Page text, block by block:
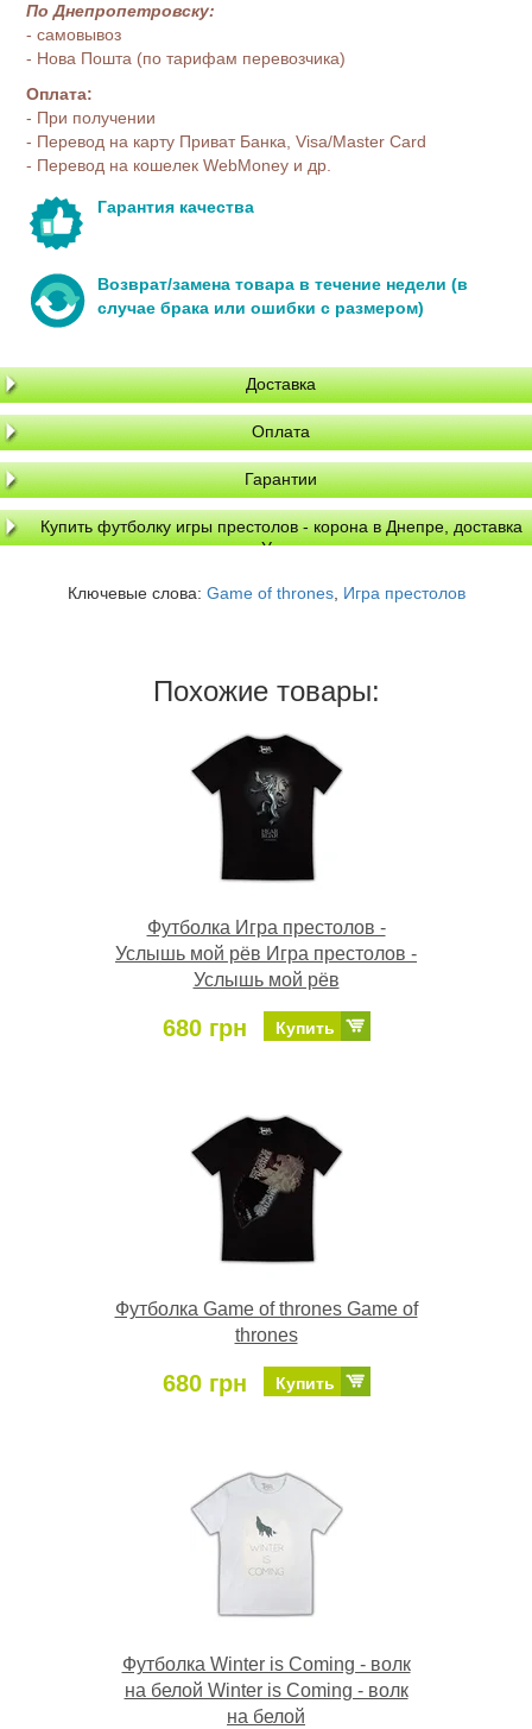
По Днепропетровску:
- самовывоз
- Нова Пошта (по тарифам перевозчика)
Оплата:
- При получении
- Перевод на карту Приват Банка, Visa/Master Card
- Перевод на кошелек WebMoney и др.
Гарантия качества
Возврат/замена товара в течение недели (в
случае брака или ошибки с размером)
Доставка
Оплата
Гарантии
Купить футболку игры престолов - корона в Днепре, доставка
по Украине
Ключевые слова: Game of thrones, Игра престолов
Похожие товары:
Футболка Игра престолов -
Услышь мой рёв Игра престолов -
Услышь мой рёв
680 грн Купить
Футболка Game of thrones Game of
thrones
680 грн Купить
Футболка Winter is Coming - волк
на белой Winter is Coming - волк
на белой